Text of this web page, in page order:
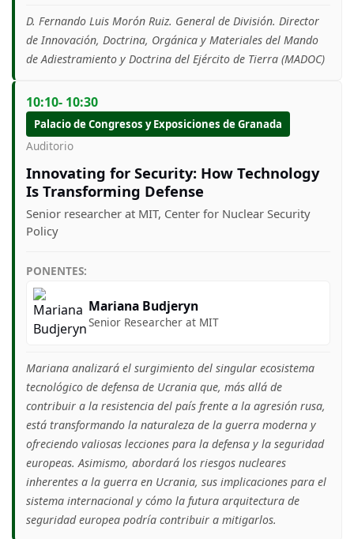
D. Fernando Luis Morón Ruiz. General de División. Director
de Innovación, Doctrina, Orgánica y Materiales del Mando
de Adiestramiento y Doctrina del Ejército de Tierra (MADOC)
10:10- 10:30
Palacio de Congresos y Exposiciones de Granada
Auditorio
Innovating for Security: How Technology
Is Transforming Defense
Senior researcher at MIT, Center for Nuclear Security
Policy
PONENTES:
Mariana Budjeryn
Senior Researcher at MIT
Mariana analizará el surgimiento del singular ecosistema
tecnológico de defensa de Ucrania que, más allá de
contribuir a la resistencia del país frente a la agresión rusa,
está transformando la naturaleza de la guerra moderna y
ofreciendo valiosas lecciones para la defensa y la seguridad
europeas. Asimismo, abordará los riesgos nucleares
inherentes a la guerra en Ucrania, sus implicaciones para el
sistema internacional y cómo la futura arquitectura de
seguridad europea podría contribuir a mitigarlos.